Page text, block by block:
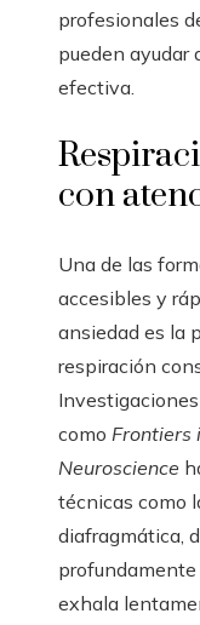
profesionales
pueden ayudar
efectiva.
con
Una de las
accesibles y
ansiedad es la
respiración
como Frontiers
Neuroscience
técnicas como
diafragmática,
exhala